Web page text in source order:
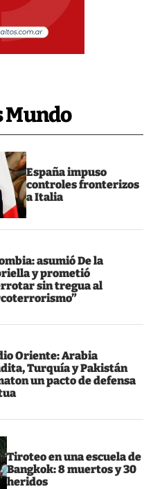
Mundo
España impuso
controles fronterizos
a Italia
asumió De la
y prometió
sin tregua al
Oriente: Arabia
Turquía y Pakistán
un pacto de defensa
Tiroteo en una escuela de
Bangkok: 8 muertos y 30
heridos